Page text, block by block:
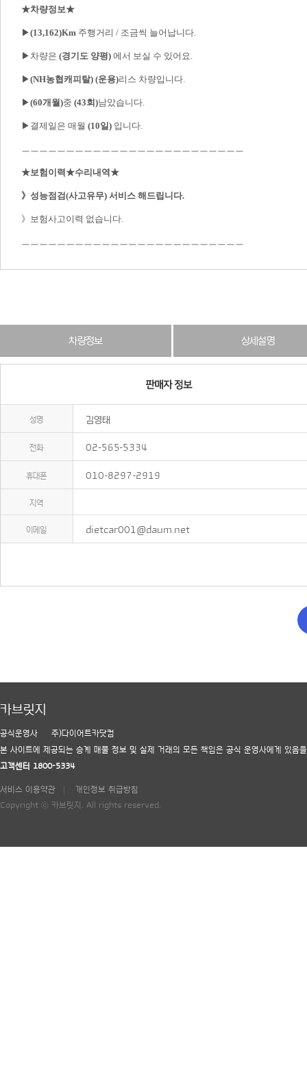
★차량정보★
▶(13,162)Km 주행거리 / 조금씩 늘어납니다.
▶차량은 (경기도 양평) 에서 보실 수 있어요.
▶(NH농협캐피탈) (운용)리스 차량입니다.
▶(60개월)중 (43회)남았습니다.
▶결제일은 매월 (10일) 입니다.
ㅡㅡㅡㅡㅡㅡㅡㅡㅡㅡㅡㅡㅡㅡㅡㅡㅡㅡㅡㅡㅡㅡㅡㅡㅡ
★보험이력★수리내역★
》성능점검(사고유무) 서비스 해드립니다.
》보험사고이력 없습니다.
ㅡㅡㅡㅡㅡㅡㅡㅡㅡㅡㅡㅡㅡㅡㅡㅡㅡㅡㅡㅡㅡㅡㅡㅡㅡ
차량정보 상세설명
성명 김영태
전화 02-565-5334
휴대폰 010-8297-2919
지역
이메일 dietcar001@daum.net
카브릿지
공식운영사
주)다이어트카닷컴
본 사이트에 제공되는 승계 매물 정보 및 실제 거래의 모든 책임은 공식 운영사에게 있음
고객센터 1800-5334
서비스 이용약관
개인정보 취급방침
Copyright ⓒ 카브릿지. All rights reserved.